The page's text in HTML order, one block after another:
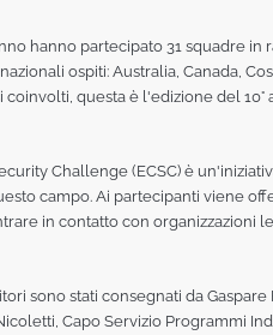
hanno partecipato 31 squadre
ospiti: Australia, Canada,
coinvolti, questa è l'edizione del
Challenge (ECSC) è
campo. Ai partecipanti viene
in contatto con organizzazioni
sono stati consegnati da
Capo Servizio Programmi